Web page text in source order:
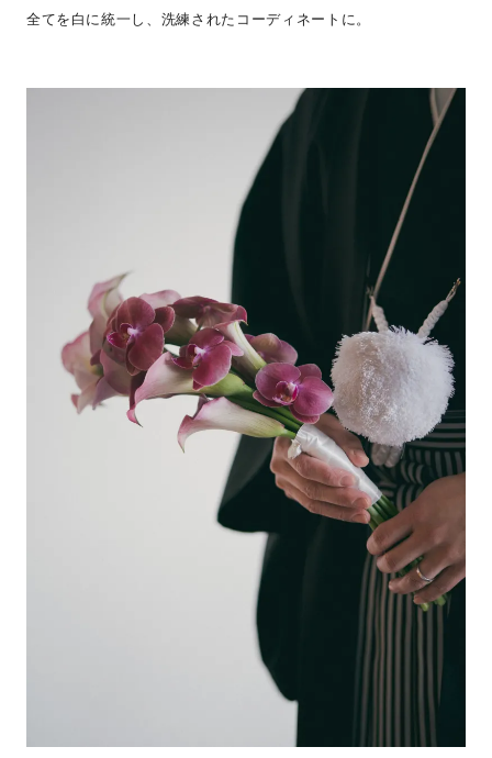
全てを白に統一し、洗練されたコーディネートに。